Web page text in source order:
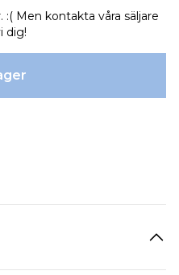
Men kontakta våra säljare
dig!